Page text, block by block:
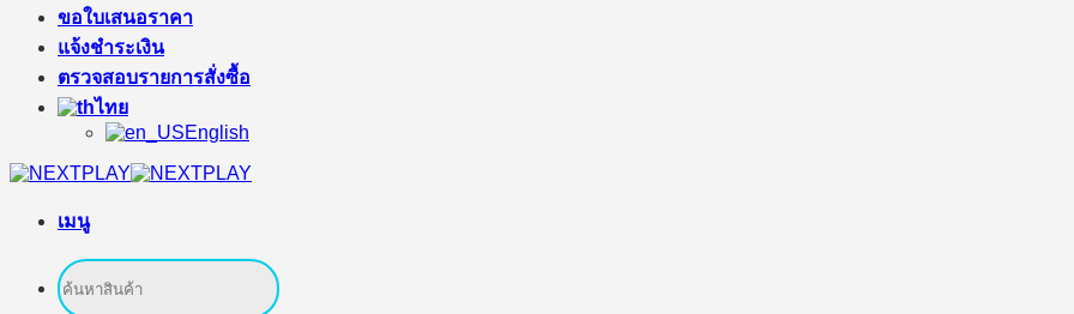
ขอใบเสนอราคา
แจ้งชำระเงิน
ตรวจสอบรายการสั่งซื้อ
ไทย
English
เมนู
ค้นหา: